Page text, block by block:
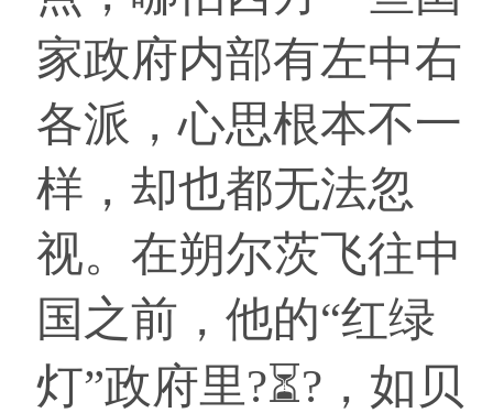
家政府内部有左中右
各派，心思根本不一
样，却也都无法忽
视。在朔尔茨飞往中
国之前，他的“红绿
灯”政府里?⏳?，如贝